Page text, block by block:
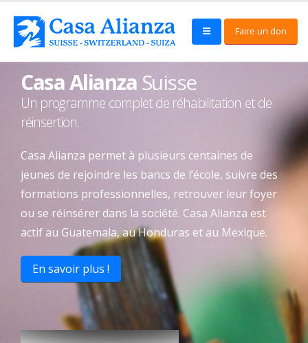
Faire un don
Casa AlianzaSuisse
Un programme complet de réhabilitation et de
réinsertion.
Casa Alianza permet à plusieurs centaines de
jeunes de rejoindre les bancs de l’école, suivre des
formations professionnelles, retrouver leur foyer
ou se réinsérer dans la société. Casa Alianza est
actif au Guatemala, au Honduras et au Mexique.
En savoir plus !